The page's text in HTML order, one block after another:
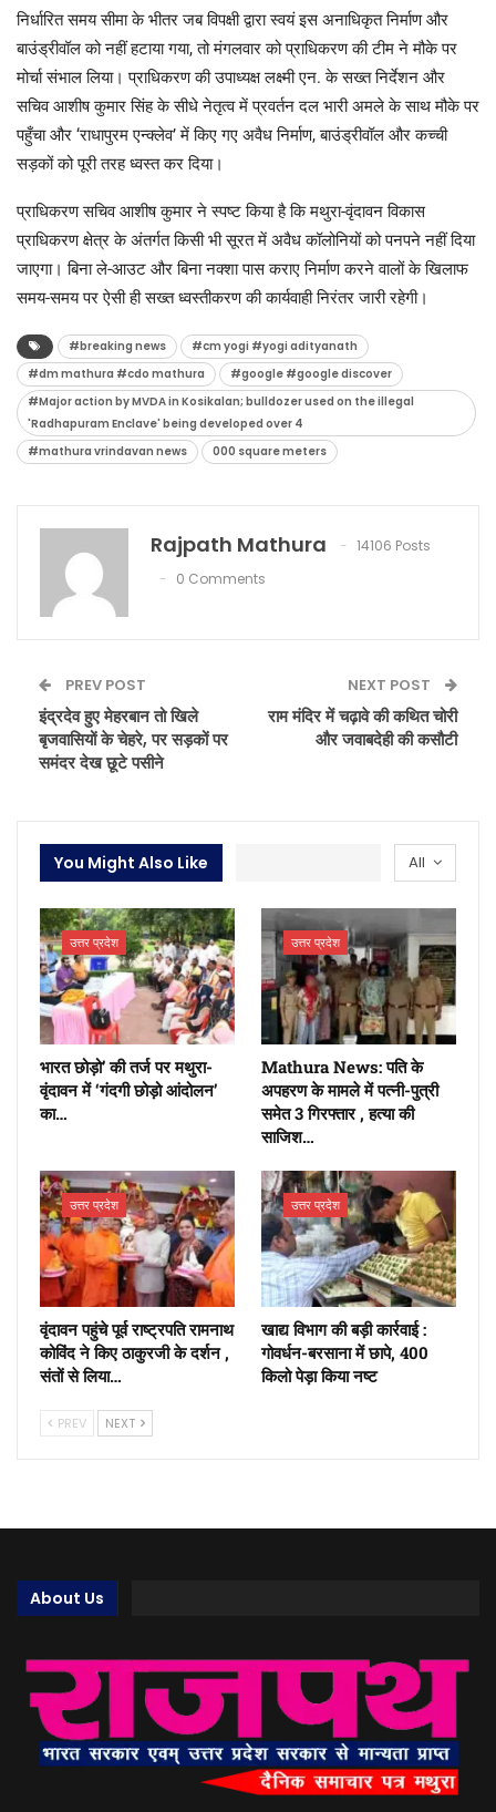
​निर्धारित समय सीमा के भीतर जब विपक्षी द्वारा स्वयं इस अनाधिकृत निर्माण और
बाउंड्रीवॉल को नहीं हटाया गया, तो मंगलवार को प्राधिकरण की टीम ने मौके पर
मोर्चा संभाल लिया। प्राधिकरण की उपाध्यक्ष लक्ष्मी एन. के सख्त निर्देशन और
सचिव आशीष कुमार सिंह के सीधे नेतृत्व में प्रवर्तन दल भारी अमले के साथ मौके पर
पहुँचा और ‘राधापुरम एन्क्लेव’ में किए गए अवैध निर्माण, बाउंड्रीवॉल और कच्ची
सड़कों को पूरी तरह ध्वस्त कर दिया।
प्राधिकरण सचिव आशीष कुमार ने स्पष्ट किया है कि मथुरा-वृंदावन विकास
प्राधिकरण क्षेत्र के अंतर्गत किसी भी सूरत में अवैध कॉलोनियों को पनपने नहीं दिया
जाएगा। बिना ले-आउट और बिना नक्शा पास कराए निर्माण करने वालों के खिलाफ
समय-समय पर ऐसी ही सख्त ध्वस्तीकरण की कार्यवाही निरंतर जारी रहेगी।
#breaking news
#cm yogi #yogi adityanath
#dm mathura #cdo mathura
#google #google discover
#Major action by MVDA in Kosikalan; bulldozer used on the illegal
'Radhapuram Enclave' being developed over 4
#mathura vrindavan news
000 square meters
Rajpath Mathura
14106 Posts
0 Comments
PREV POST
इंद्रदेव हुए मेहरबान तो खिले
बृजवासियों के चेहरे, पर सड़कों पर
समंदर देख छूटे पसीने
NEXT POST
राम मंदिर में चढ़ावे की कथित चोरी
और जवाबदेही की कसौटी
All
You Might Also Like
उत्तर प्रदेश
भारत छोड़ो’ की तर्ज पर मथुरा-
वृंदावन में ‘गंदगी छोड़ो आंदोलन’
का…
उत्तर प्रदेश
Mathura News: पति के
अपहरण के मामले में पत्नी-पुत्री
समेत 3 गिरफ्तार , हत्या की
साजिश…
उत्तर प्रदेश
वृंदावन पहुंचे पूर्व राष्ट्रपति रामनाथ
कोविंद ने किए ठाकुरजी के दर्शन ,
संतों से लिया…
उत्तर प्रदेश
खाद्य विभाग की बड़ी कार्रवाई :
गोवर्धन-बरसाना में छापे, 400
किलो पेड़ा किया नष्ट
PREV NEXT
About Us